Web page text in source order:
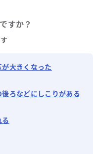
すか？
大きくなった
ろなどにしこりがある
る